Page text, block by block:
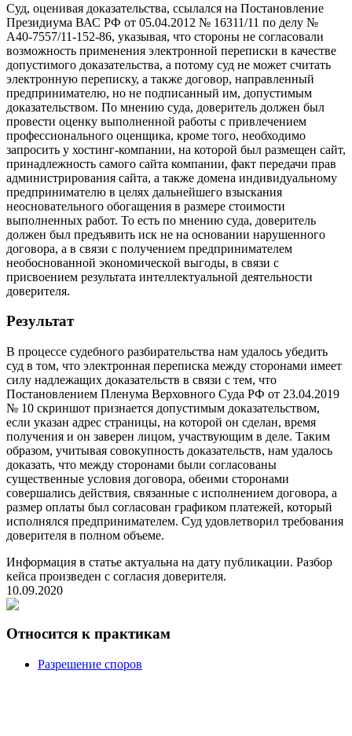
Суд, оценивая доказательства, ссылался на Постановление
Президиума ВАС РФ от 05.04.2012 № 16311/11 по делу №
А40-7557/11-152-86, указывая, что стороны не согласовали
возможность применения электронной переписки в качестве
допустимого доказательства, а потому суд не может считать
электронную переписку, а также договор, направленный
предпринимателю, но не подписанный им, допустимым
доказательством. По мнению суда, доверитель должен был
провести оценку выполненной работы с привлечением
профессионального оценщика, кроме того, необходимо
запросить у хостинг-компании, на которой был размещен сайт,
принадлежность самого сайта компании, факт передачи прав
администрирования сайта, а также домена индивидуальному
предпринимателю в целях дальнейшего взыскания
неосновательного обогащения в размере стоимости
выполненных работ. То есть по мнению суда, доверитель
должен был предъявить иск не на основании нарушенного
договора, а в связи с получением предпринимателем
необоснованной экономической выгоды, в связи с
присвоением результата интеллектуальной деятельности
доверителя.
Результат
В процессе судебного разбирательства нам удалось убедить
суд в том, что электронная переписка между сторонами имеет
силу надлежащих доказательств в связи с тем, что
Постановлением Пленума Верховного Суда РФ от 23.04.2019
№ 10 скриншот признается допустимым доказательством,
если указан адрес страницы, на которой он сделан, время
получения и он заверен лицом, участвующим в деле. Таким
образом, учитывая совокупность доказательств, нам удалось
доказать, что между сторонами были согласованы
существенные условия договора, обеими сторонами
совершались действия, связанные с исполнением договора, а
размер оплаты был согласован графиком платежей, который
исполнялся предпринимателем. Суд удовлетворил требования
доверителя в полном объеме.
Информация в статье актуальна на дату публикации. Разбор
кейса произведен с согласия доверителя.
10.09.2020
Относится к практикам
Разрешение споров